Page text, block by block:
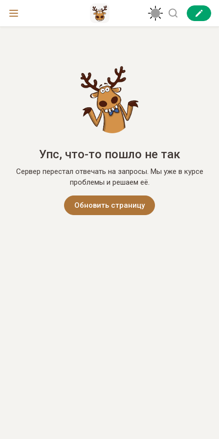
Упс, что-то пошло не так
Сервер перестал отвечать на запросы. Мы уже в курсе
проблемы и решаем её.
Обновить страницу